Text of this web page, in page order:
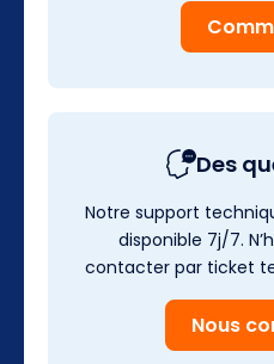
Des
Notre support
disponible 7j/7.
contacter par ticket
Nous